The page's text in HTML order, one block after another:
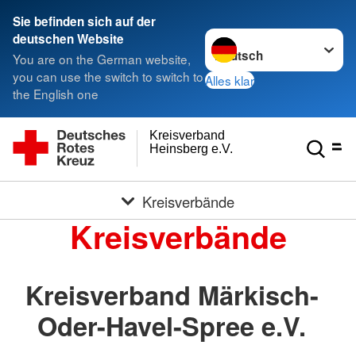
Sie befinden sich auf der
deutschen Website
You are on the German website,
you can use the switch to switch to
the English one
Sprache wechseln zu
Alles klar
Heinsberg e.V.
Kreisverband
Kreisverbände
Kreisverbände
Kreisverband Märkisch-
Oder-Havel-Spree e.V.